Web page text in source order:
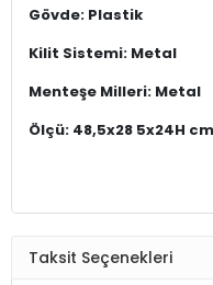
Gövde: Plastik
Kilit Sistemi: Metal
Menteşe Milleri: Metal
Ölçü: 48,5x28 5x24H cm
Taksit Seçenekleri